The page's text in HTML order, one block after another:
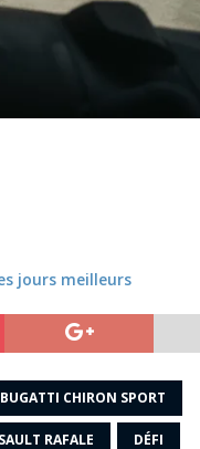
jours meilleurs
BUGATTI CHIRON SPORT
RAFALE DÉFI